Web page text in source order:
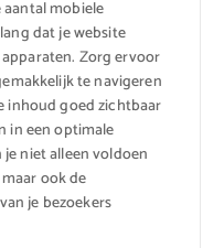
mobiele
dat je website
Zorg ervoor
te navigeren
inhoud goed zichtbaar
in een optimale
niet alleen voldoen
ook de
je bezoekers